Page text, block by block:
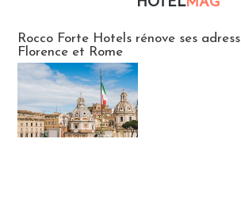
Rocco Forte Hotels rénove ses
Florence et Rome